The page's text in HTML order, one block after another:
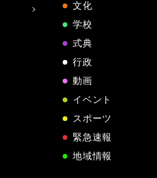
文化
学校
式典
行政
動画
イベント
スポーツ
緊急速報
地域情報